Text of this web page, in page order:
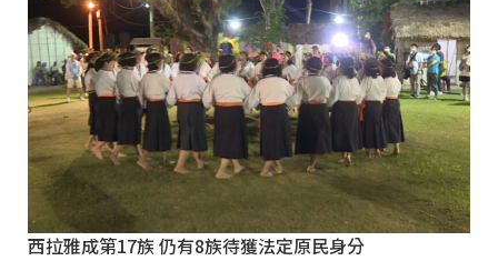
西拉雅成第17族 仍有8族待獲法定原民身分